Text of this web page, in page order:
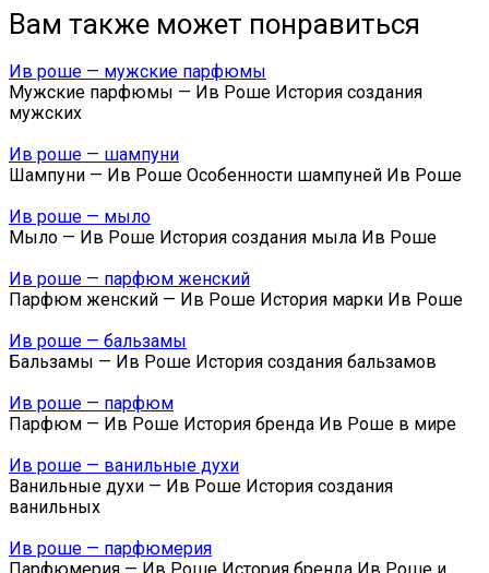
Вам также может понравиться
Ив роше — мужские парфюмы
Мужские парфюмы — Ив Роше История создания
мужских
Ив роше — шампуни
Шампуни — Ив Роше Особенности шампуней Ив Роше
Ив роше — мыло
Мыло — Ив Роше История создания мыла Ив Роше
Ив роше — парфюм женский
Парфюм женский — Ив Роше История марки Ив Роше
Ив роше — бальзамы
Бальзамы — Ив Роше История создания бальзамов
Ив роше — парфюм
Парфюм — Ив Роше История бренда Ив Роше в мире
Ив роше — ванильные духи
Ванильные духи — Ив Роше История создания
ванильных
Ив роше — парфюмерия